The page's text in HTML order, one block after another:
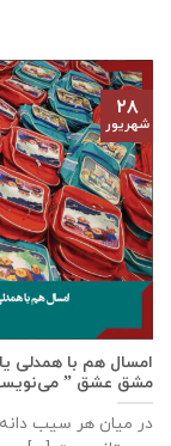
امسال هم با همدلی
مشق عشق ”
در میان هر سیب
۲۸
شهریور